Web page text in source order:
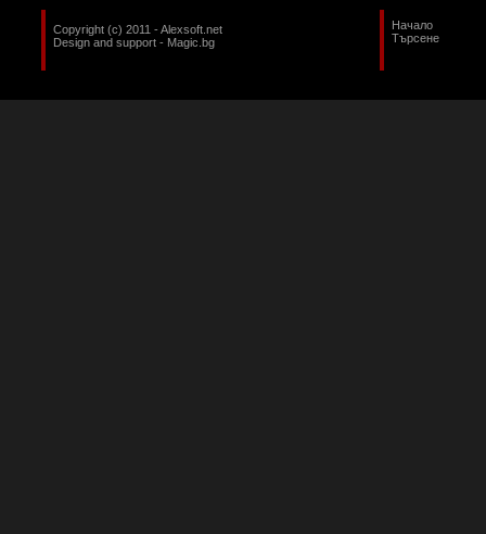
Copyright (c) 2011 - Alexsoft.net
Design and support - Magic.bg
Начало
Търсене